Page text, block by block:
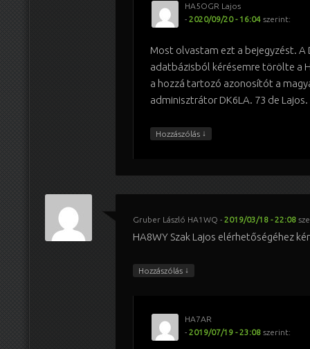
HA5OGR Lajos
- 2020/09/20 - 16:04 szerint:
Most olvastam ezt a bejegyzést. A
adatbázisból kérésemre törölte a
a hozzá tartozó azonosítót a
adminisztrátor DK6LA. 73 de Lajos.
Hozzászólás ↓
Gruber László HA1WQ - 2019/03/18 - 22:08
HA8WY Szak Lajos elérhetőségéhez
Hozzászólás ↓
HA7AR
- 2019/07/19 - 23:08 szerint: